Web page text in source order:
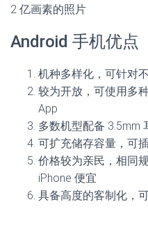
2 亿画素的照片
Android 手机优点
机种多样化，可针对
较为开放，可使用多
App
多数机型配备 3.5mm
可扩充储存容量，可
价格较为亲民，相同
iPhone 便宜
具备高度的客制化，